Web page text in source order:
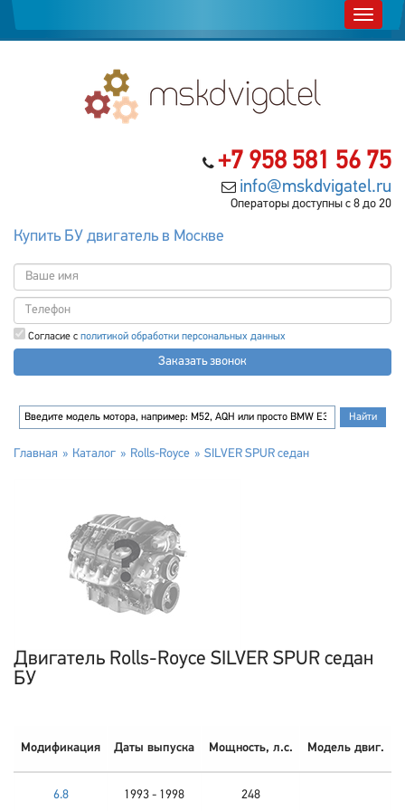
+7 958 581 56 75
info@mskdvigatel.ru
Операторы доступны с 8 до 20
Купить БУ двигатель в Москве
Согласие с политикой обработки персональных данных
Заказать звонок
Главная Каталог Rolls-Royce SILVER SPUR седан
Двигатель Rolls-Royce SILVER SPUR седан
БУ
Модификация Даты выпуска Мощность, л.с. Модель двиг.
6.8 1993 - 1998 248